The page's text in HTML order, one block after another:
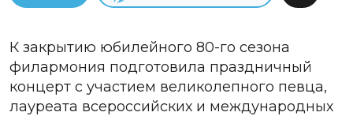
К закрытию юбилейного 80-го сезона
филармония подготовила праздничный
концерт с участием великолепного певца,
лауреата всероссийских и международных